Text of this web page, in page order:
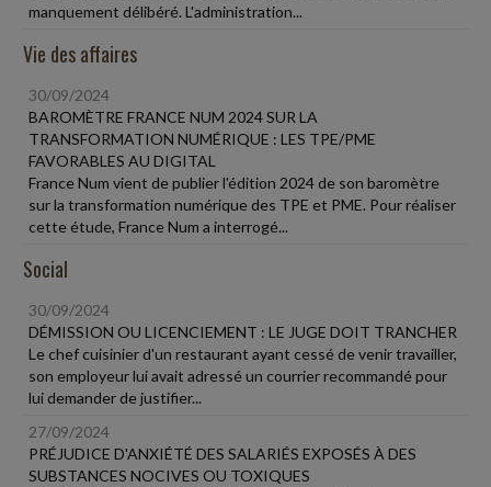
manquement délibéré. L'administration...
Vie des affaires
30/09/2024
BAROMÈTRE FRANCE NUM 2024 SUR LA
TRANSFORMATION NUMÉRIQUE : LES TPE/PME
FAVORABLES AU DIGITAL
France Num vient de publier l'édition 2024 de son baromètre
sur la transformation numérique des TPE et PME. Pour réaliser
cette étude, France Num a interrogé...
Social
30/09/2024
DÉMISSION OU LICENCIEMENT : LE JUGE DOIT TRANCHER
Le chef cuisinier d'un restaurant ayant cessé de venir travailler,
son employeur lui avait adressé un courrier recommandé pour
lui demander de justifier...
27/09/2024
PRÉJUDICE D'ANXIÉTÉ DES SALARIÉS EXPOSÉS À DES
SUBSTANCES NOCIVES OU TOXIQUES